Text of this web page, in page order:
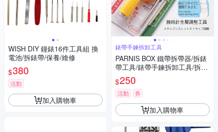
WISH DIY 鐘錶16件工具組 換
電池/拆錶帶/保養/維修
$380
活動
加入購物車
錶帶手鍊拆卸工具
PARNIS BOX 鐵帶拆帶器/拆錶
帶工具/錶帶手鍊拆卸工具/拆帶
器/單售 維修手錶DIY #工具02
$250
活動 券
加入購物車